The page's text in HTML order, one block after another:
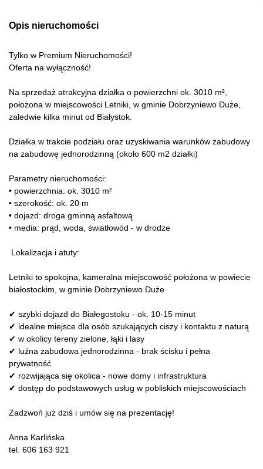
Opis nieruchomości
Tylko w Premium Nieruchomości!
Oferta na wyłączność!
Na sprzedaż atrakcyjna działka o powierzchni ok. 3010 m²,
położona w miejscowości Letniki, w gminie Dobrzyniewo Duże,
zaledwie kilka minut od Białystok.
Działka w trakcie podziału oraz uzyskiwania warunków zabudowy
na zabudowę jednorodzinną (około 600 m2 działki)
Parametry nieruchomości:
• powierzchnia: ok. 3010 m²
• szerokość: ok. 20 m
• dojazd: droga gminną asfaltową
• media: prąd, woda, światłowód - w drodze
Lokalizacja i atuty:
Letniki to spokojna, kameralna miejscowość położona w powiecie
białostockim, w gminie Dobrzyniewo Duże
✔ szybki dojazd do Białegostoku - ok. 10-15 minut
✔ idealne miejsce dla osób szukających ciszy i kontaktu z naturą
✔ w okolicy tereny zielone, łąki i lasy
✔ luźna zabudowa jednorodzinna - brak ścisku i pełna
prywatność
✔ rozwijająca się okolica - nowe domy i infrastruktura
✔ dostęp do podstawowych usług w pobliskich miejscowościach
Zadzwoń już dziś i umów się na prezentację!
Anna Karlińska
tel. 606 163 921